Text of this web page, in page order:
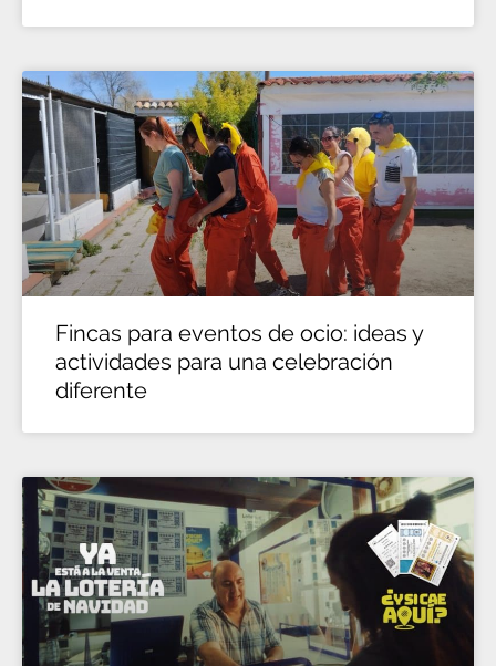
Fincas para eventos de ocio: ideas y
actividades para una celebración
diferente